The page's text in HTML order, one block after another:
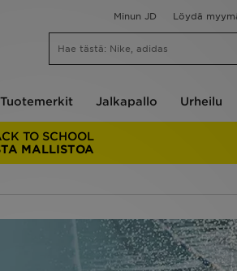
Minun JD Löydä
Tuotemerkit Jalkapallo Urheilu
TO SCHOOL
MALLISTOA